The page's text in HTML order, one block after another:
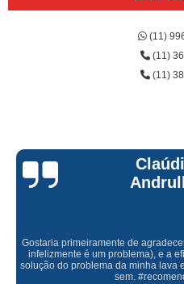
(11)
(11)
(11)
Gostaria primeiramente de
infelizmente é um problema), e a
solução do problema da minha lava
sem.